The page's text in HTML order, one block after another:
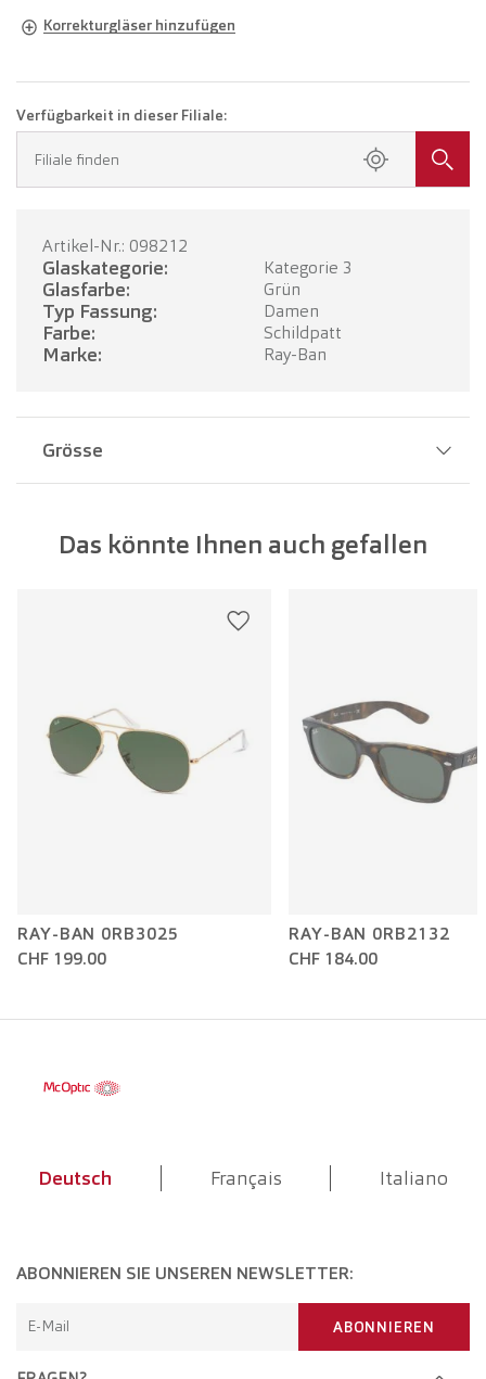
Korrekturgläser hinzufügen
Brille mit Einstärkengläsern
TERMIN BUCHEN
Verfügbarkeit in dieser Filiale:
Filiale finden
Artikel-Nr.: 098212
Glaskategorie: Kategorie 3
Glasfarbe: Grün
Typ Fassung: Damen
Farbe: Schildpatt
Marke: Ray-Ban
Grösse
Glasbreite: 58 mm
Das könnte Ihnen auch gefallen
RAY-BAN 0RB3025
CHF 199.00
RAY-BAN 0RB2132
CHF 184.00
Deutsch Français Italiano
ABONNIEREN SIE UNSEREN NEWSLETTER:
E-Mail ABONNIEREN